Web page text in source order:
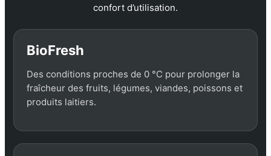
confort d’utilisation.
BioFresh
Des conditions proches de 0 °C pour prolonger la
fraîcheur des fruits, légumes, viandes, poissons et
produits laitiers.